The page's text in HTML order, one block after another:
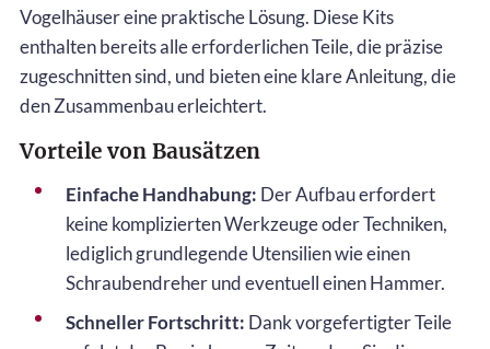
Vogelhäuser eine praktische Lösung. Diese Kits
enthalten bereits alle erforderlichen Teile, die präzise
zugeschnitten sind, und bieten eine klare Anleitung, die
den Zusammenbau erleichtert.
Vorteile von Bausätzen
Einfache Handhabung: Der Aufbau erfordert
keine komplizierten Werkzeuge oder Techniken,
lediglich grundlegende Utensilien wie einen
Schraubendreher und eventuell einen Hammer.
Schneller Fortschritt: Dank vorgefertigter Teile